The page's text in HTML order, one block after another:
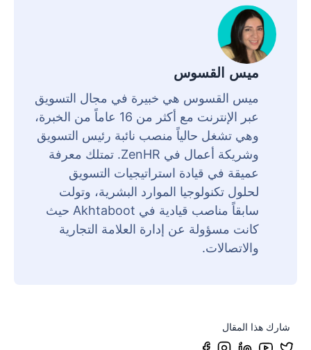
ميس القسوس
ميس القسوس هي خبيرة في مجال التسويق
عبر الإنترنت مع أكثر من 16 عاماً من الخبرة،
وهي تشغل حالياً منصب نائبة رئيس التسويق
وشريكة أعمال في ZenHR. تمتلك معرفة
عميقة في قيادة استراتيجيات التسويق
لحلول تكنولوجيا الموارد البشرية، وتولت
سابقاً مناصب قيادية في Akhtaboot حيث
كانت مسؤولة عن إدارة العلامة التجارية
والاتصالات.
شارك هذا المقال